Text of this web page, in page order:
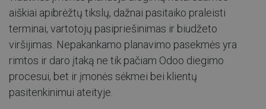
aiškiai apibrėžtų tikslų, dažnai pasitaiko praleisti
terminai, vartotojų pasipriešinimas ir biudžeto
viršijimas. Nepakankamo planavimo pasekmės yra
rimtos ir daro įtaką ne tik pačiam Odoo diegimo
procesui, bet ir įmonės sėkmei bei klientų
pasitenkinimui ateityje.